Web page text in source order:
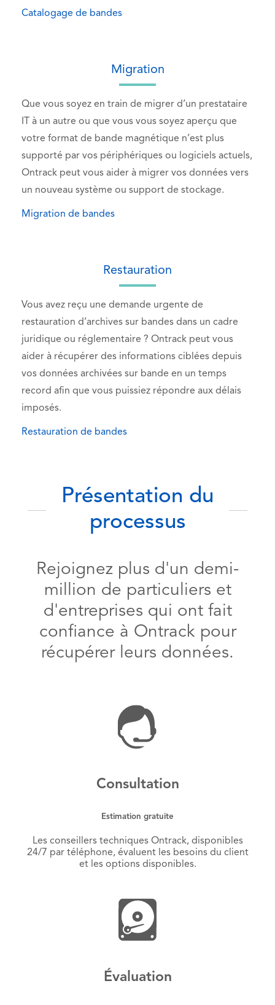
Catalogage de bandes
Migration
Que vous soyez en train de migrer d’un prestataire
IT à un autre ou que vous vous soyez aperçu que
votre format de bande magnétique n’est plus
supporté par vos périphériques ou logiciels actuels,
Ontrack peut vous aider à migrer vos données vers
un nouveau système ou support de stockage.
Migration de bandes
Restauration
Vous avez reçu une demande urgente de
restauration d’archives sur bandes dans un cadre
juridique ou réglementaire ? Ontrack peut vous
aider à récupérer des informations ciblées depuis
vos données archivées sur bande en un temps
record afin que vous puissiez répondre aux délais
imposés.
Restauration de bandes
Présentation du
processus
Rejoignez plus d'un demi-
million de particuliers et
d'entreprises qui ont fait
confiance à Ontrack pour
récupérer leurs données.
Consultation
Estimation gratuite
Les conseillers techniques Ontrack, disponibles
24/7 par téléphone, évaluent les besoins du client
et les options disponibles.
Évaluation